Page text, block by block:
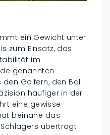
ein Gewicht unter
zum Einsatz, das
im
genannten
Golfern, den Ball
häufiger in der
eine gewisse
beinahe das
überträgt